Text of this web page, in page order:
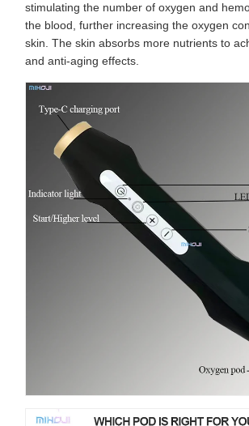
stimulating the number of oxygen and
the blood, further increasing the oxygen
skin. The skin absorbs more nutrients to
and anti-aging effects.